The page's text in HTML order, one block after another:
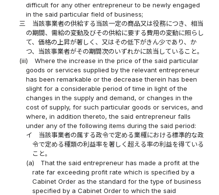
difficult for any other entrepreneur to be newly engaged
in the said particular field of business;
三
当該事業者の供給する当該一定の商品又は役務につき、相当
の期間、需給の変動及びその供給に要する費用の変動に照らし
て、価格の上昇が著しく、又はその低下がきん少であり、か
つ、当該事業者がその期間次のいずれかに該当していること。
(iii)
Where the increase in the price of the said particular
goods or services supplied by the relevant entrepreneur
has been remarkable or the decrease therein has been
slight for a considerable period of time in light of the
changes in the supply and demand, or changes in the
cost of supply, for such particular goods or services, and
where, in addition thereto, the said entrepreneur falls
under any of the following items during the said period:
イ
当該事業者の属する政令で定める業種における標準的な政
令で定める種類の利益率を著しく超える率の利益を得ている
こと。
(a)
That the said entrepreneur has made a profit at the
rate far exceeding profit rate which is specified by a
Cabinet Order as the standard for the type of business
specified by a Cabinet Order to which the said